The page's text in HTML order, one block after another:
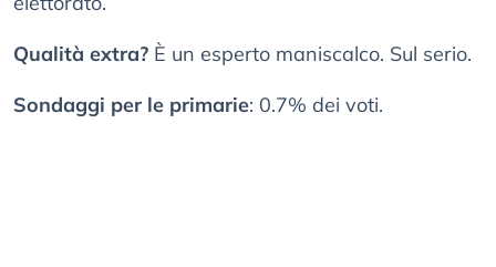
Qualità extra? È un esperto maniscalco. Sul serio.
Sondaggi per le primarie: 0.7% dei voti.